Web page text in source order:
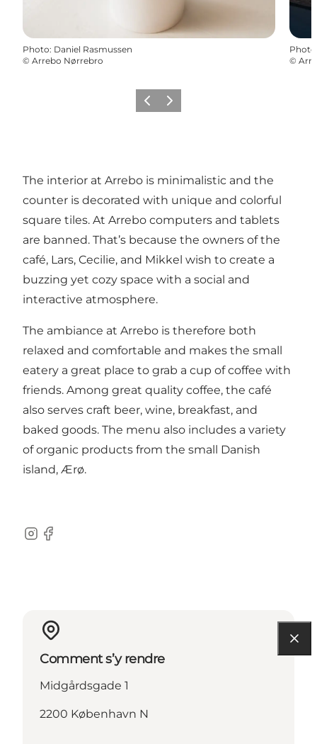
Photo: Daniel Rasmussen
© Arrebo Nørrebro
Photo
©
PrécédentSuivant
The interior at Arrebo is minimalistic and the
counter is decorated with unique and colorful
square tiles. At Arrebo computers and tablets
are banned. That’s because the owners of the
café, Lars, Cecilie, and Mikkel wish to create a
buzzing yet cozy space with a social and
interactive atmosphere.
The ambiance at Arrebo is therefore both
relaxed and comfortable and makes the small
eatery a great place to grab a cup of coffee with
friends. Among great quality coffee, the café
also serves craft beer, wine, breakfast, and
baked goods. The menu also includes a variety
of organic products from the small Danish
island, Ærø.
Instagram
Facebook
Comment s’y rendre
Midgårdsgade 1
2200 København N